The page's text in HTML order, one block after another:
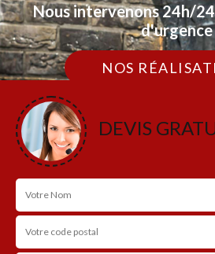
Nous intervenons 24h/
d'urgence
NOS
DEVIS